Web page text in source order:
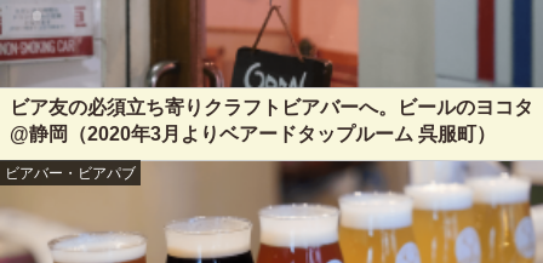
ビア友の必須立ち寄りクラフトビアバーへ。ビールのヨコタ
@静岡（2020年3月よりベアードタップルーム 呉服町）
ビアバー・ビアパブ